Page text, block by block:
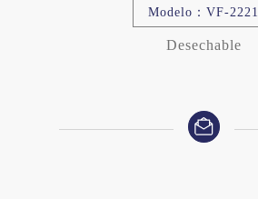
Modelo：VF-2221
Desechable